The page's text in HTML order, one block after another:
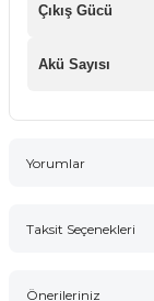
Çıkış Gücü
Akü Sayısı
Yorumlar
Taksit Seçenekleri
Önerileriniz